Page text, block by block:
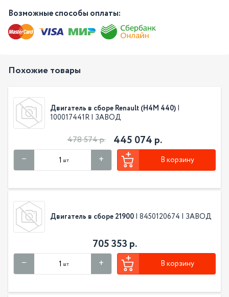
Возможные способы оплаты:
Похожие товары
Двигатель в сборе Renault (Н4М 440) |
100017441R | ЗАВОД
478 574 р. 445 074 р.
шт В корзину
Двигатель в сборе 21900 | 8450120674 | ЗАВОД
705 353 р.
шт В корзину